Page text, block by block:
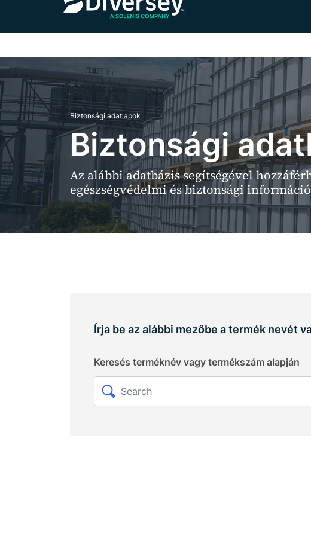
Biztonsági adatlapok
Biztonsági
Az alábbi adatbázis segítségével
egészségvédelmi és biztonsági
Írja be az alábbi mezőbe a termék nevét
Keresés terméknév vagy termékszám alapján